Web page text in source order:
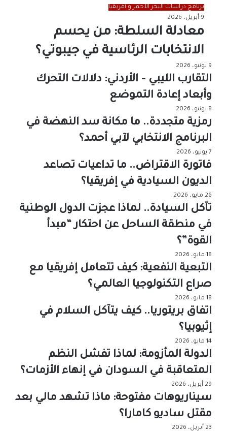
برنامج دراسات البحر الأحمر و أفريقيا
9 أبريل، 2026
معادلة السلطة: من يحسم
الانتخابات الرئاسية في جيبوتي؟
9 يونيو، 2026
التقارب الليبي – الأردني: دلالات التحرك
وأبعاد إعادة التموضع
8 يونيو، 2026
رمزية متجددة.. ما مكانة سد النهضة في
البرنامج الانتخابي لآبي أحمد؟
7 يونيو، 2026
فاتورة الاقتراض.. ما تداعيات تصاعد
الديون السيادية في إفريقيا؟
26 مايو، 2026
تآكل السيادة.. لماذا عجزت الدول الوطنية
في منطقة الساحل عن احتكار “مبدأ
القوة”؟
18 مايو، 2026
التبعية النفعية: كيف تتعامل إفريقيا مع
صراع التكنولوجيا العالمي؟
18 مايو، 2026
اتفاق بريتوريا.. كيف يتآكل السلام في
إثيوبيا؟
14 مايو، 2026
الدولة المأزومة: لماذا تفشل النظم
المتعاقبة في السودان في إنهاء الأزمات؟
29 أبريل، 2026
سيناريوهات مفتوحة: ماذا تشهد مالي بعد
مقتل ساديو كامارا؟
23 أبريل، 2026